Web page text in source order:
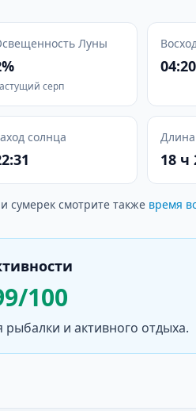
Луны
серп
04:20
солнца
18 ч
сумерек смотрите также время
100
и активного отдыха.